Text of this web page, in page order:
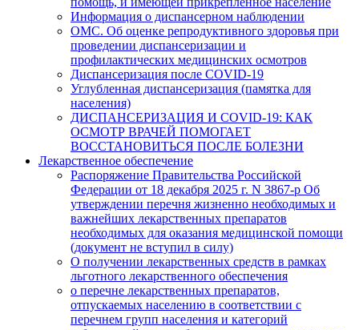
Информация о диспансерном наблюдении
ОМС. Об оценке репродуктивного здоровья при
проведении диспансеризации и
профилактических медицинских осмотров
Диспансеризация после COVID-19
Углубленная диспансеризация (памятка для
населения)
ДИСПАНСЕРИЗАЦИЯ И COVID-19: КАК
ОСМОТР ВРАЧЕЙ ПОМОГАЕТ
ВОССТАНОВИТЬСЯ ПОСЛЕ БОЛЕЗНИ
Лекарственное обеспечение
Распоряжение Правительства Российской
Федерации от 18 декабря 2025 г. N 3867-р Об
утверждении перечня жизненно необходимых и
важнейших лекарственных препаратов
необходимых для оказания медицинской помощи
(документ не вступил в силу)
О получении лекарственных средств в рамках
льготного лекарственного обеспечения
о перечне лекарственных препаратов,
отпускаемых населению в соответствии с
перечнем групп населения и категорий